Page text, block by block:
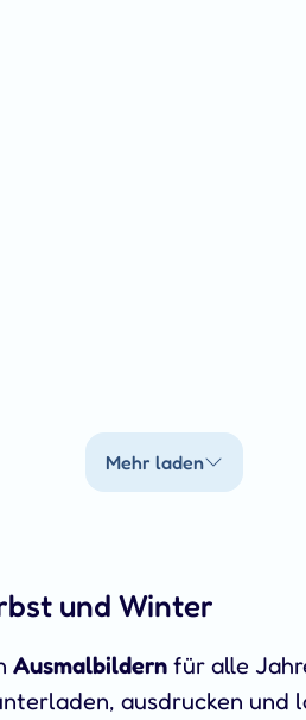
Mehr laden
und Winter
Ausmalbildern für alle
ausdrucken und